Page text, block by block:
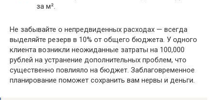
за м².
Не забывайте о непредвиденных расходах — всегда
выделяйте резерв в 10% от общего бюджета. У одного
клиента возникли неожиданные затраты на 100,000
рублей на устранение дополнительных проблем, что
существенно повлияло на бюджет. Заблаговременное
планирование поможет сохранить вам нервы и деньги.